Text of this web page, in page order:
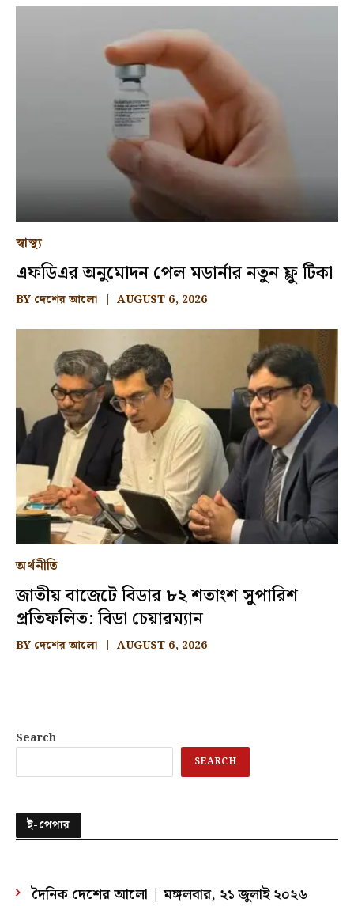
স্বাস্থ্য
এফডিএর অনুমোদন পেল মডার্নার নতুন ফ্লু টিকা
BY দেশের আলো AUGUST 6, 2026
অর্থনীতি
জাতীয় বাজেটে বিডার ৮২ শতাংশ সুপারিশ
প্রতিফলিত: বিডা চেয়ারম্যান
BY দেশের আলো AUGUST 6, 2026
Search
SEARCH
ই-পেপার
দৈনিক দেশের আলো | মঙ্গলবার, ২১ জুলাই ২০২৬